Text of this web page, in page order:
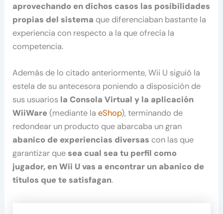
aprovechando en dichos casos las posibilidades
propias del sistema que diferenciaban bastante la
experiencia con respecto a la que ofrecía la
competencia.
Además de lo citado anteriormente, Wii U siguió la
estela de su antecesora poniendo a disposición de
sus usuarios la Consola Virtual y la aplicación
WiiWare(mediante laeShop), terminando de
redondear un producto que abarcaba un gran
abanico de experiencias diversas con las que
garantizar quesea cual sea tu perfil como
jugador, en Wii U vas a encontrar un abanico de
títulos que te satisfagan.